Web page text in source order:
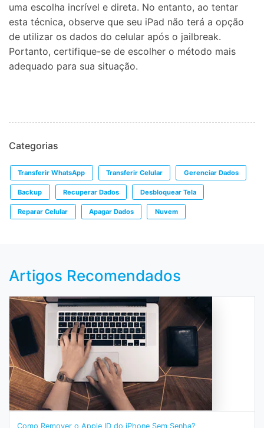
uma escolha incrível e direta. No entanto, ao tentar
esta técnica, observe que seu iPad não terá a opção
de utilizar os dados do celular após o jailbreak.
Portanto, certifique-se de escolher o método mais
adequado para sua situação.
Categorias
Transferir WhatsApp Transferir Celular Gerenciar Dados
Backup Recuperar Dados Desbloquear Tela
Reparar Celular Apagar Dados Nuvem
Artigos Recomendados